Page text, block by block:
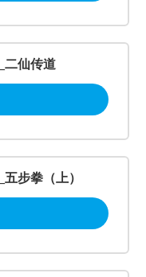
二仙传道
步拳（上）